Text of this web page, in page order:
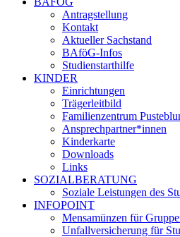
Antragstellung
Kontakt
Aktueller Sachstand
BAföG-Infos
Studienstarthilfe
KINDER
Einrichtungen
Trägerleitbild
Familienzentrum
Ansprechpartner*innen
Kinderkarte
Downloads
Links
SOZIALBERATUNG
Soziale Leistungen des
INFOPOINT
Mensamünzen für
Unfallversicherung für